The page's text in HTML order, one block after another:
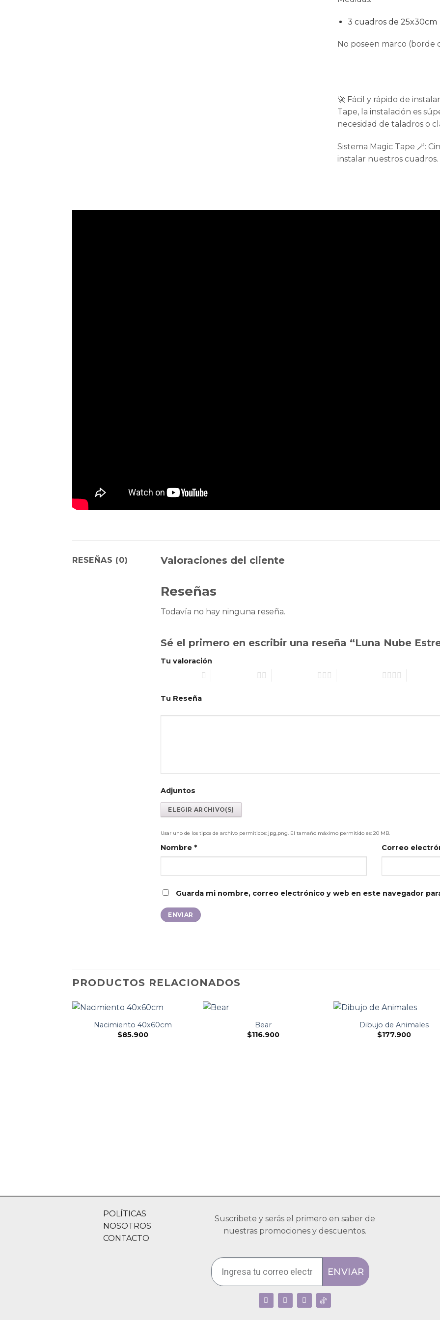
3 cuadros de 25x30cm
No poseen marco (borde
🚀 Fácil y rápido de
Tape, la instalación es
necesidad de taladros o
Sistema Magic Tape 🪄:
instalar nuestros cuadros.
RESEÑAS (0) Valoraciones del cliente
Reseñas
Todavía no hay ninguna reseña.
Sé el primero en escribir una reseña “Luna Nube
Tu valoración
Tu Reseña
Adjuntos
Usar uno de los tipos de archivo permitidos: jpg,png. El tamaño máximo permitido es: 20 MB.
Nombre * Correo
Guarda mi nombre, correo electrónico y web en este navegador
PRODUCTOS RELACIONADOS
Nacimiento 40x60cm
$85.900
Bear
$116.900
Dibujo de Animales
$177.900
POLÍTICAS
NOSOTROS
CONTACTO
Suscribete y serás el primero en saber de
nuestras promociones y descuentos.
ENVIAR